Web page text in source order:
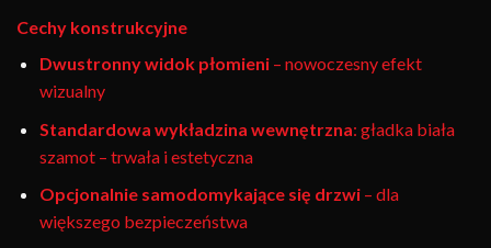
Cechy konstrukcyjne
Dwustronny widok płomieni– nowoczesny efekt
wizualny
Standardowa wykładzina wewnętrzna: gładka biała
szamot – trwała i estetyczna
Opcjonalnie samodomykające się drzwi– dla
większego bezpieczeństwa